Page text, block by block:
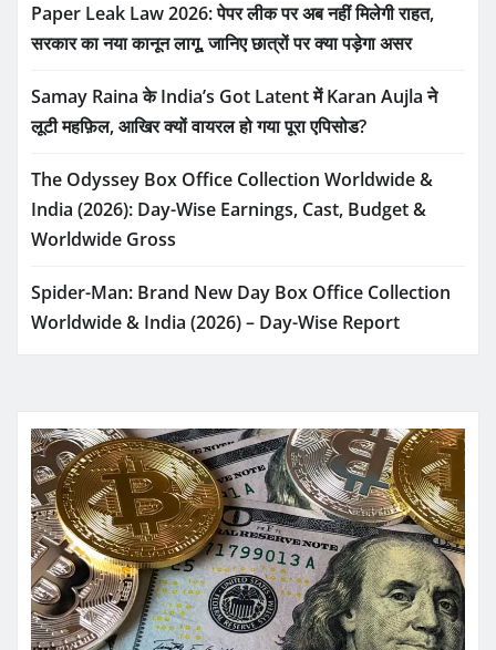
Paper Leak Law 2026: पेपर लीक पर अब नहीं मिलेगी राहत,
सरकार का नया कानून लागू, जानिए छात्रों पर क्या पड़ेगा असर
Samay Raina के India’s Got Latent में Karan Aujla ने
लूटी महफ़िल, आखिर क्यों वायरल हो गया पूरा एपिसोड?
The Odyssey Box Office Collection Worldwide &
India (2026): Day-Wise Earnings, Cast, Budget &
Worldwide Gross
Spider-Man: Brand New Day Box Office Collection
Worldwide & India (2026) – Day-Wise Report